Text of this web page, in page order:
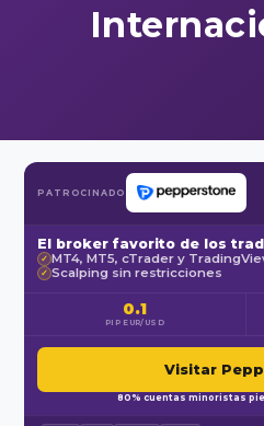
PATROCINADO
El broker favorito de los
✓ MT4, MT5, cTrader y
✓ Scalping sin restricciones
0.1
PIP EUR/USD
Visitar
80% cuentas minoristas